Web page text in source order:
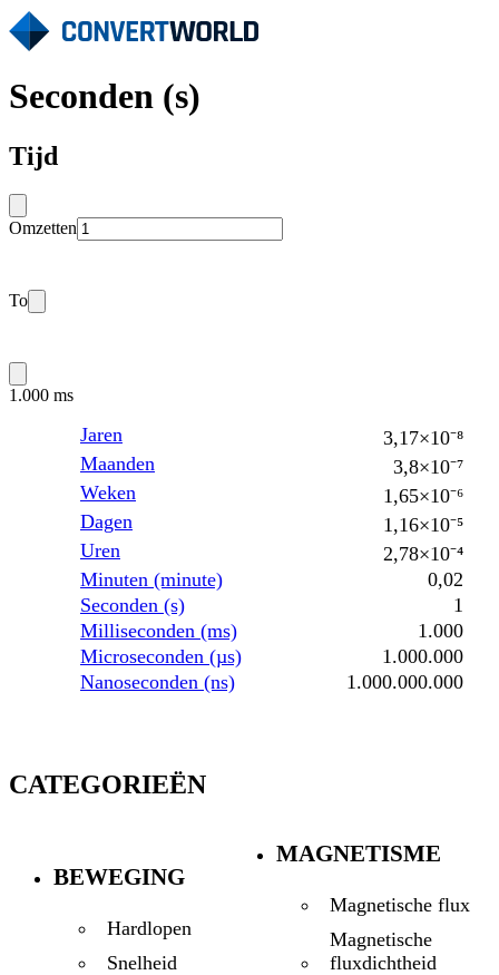
Seconden (s)
Tijd
Omzetten
To
1.000 ms
Jaren
3,17×10⁻⁸
Maanden
3,8×10⁻⁷
Weken
1,65×10⁻⁶
Dagen
1,16×10⁻⁵
Uren
2,78×10⁻⁴
Minuten (minute)
0,02
Seconden (s)
1
Milliseconden (ms)
1.000
Microseconden (µs)
1.000.000
Nanoseconden (ns)
1.000.000.000
CATEGORIEËN
BEWEGING
Hardlopen
Snelheid
MAGNETISME
Magnetische flux
Magnetische
fluxdichtheid